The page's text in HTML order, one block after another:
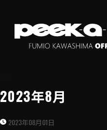
2023年8月
2023年08月01日